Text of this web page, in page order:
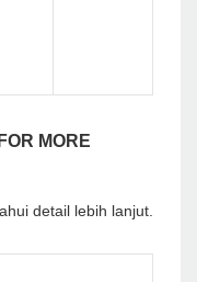
MORE
detail lebih lanjut.